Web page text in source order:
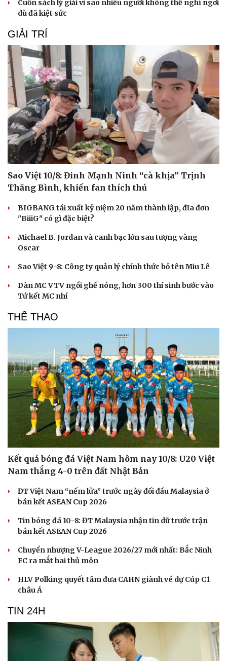
Cuốn sách lý giải vì sao nhiều người không thể nghỉ ngơi
dù đã kiệt sức
GIẢI TRÍ
Sao Việt 10/8: Đinh Mạnh Ninh “cà khịa” Trịnh
Thăng Bình, khiến fan thích thú
BIGBANG tái xuất kỷ niệm 20 năm thành lập, đĩa đơn
"BiiiG" có gì đặc biệt?
Michael B. Jordan và canh bạc lớn sau tượng vàng
Oscar
Sao Việt 9-8: Công ty quản lý chính thức bỏ tên Miu Lê
Dàn MC VTV ngồi ghế nóng, hơn 300 thí sinh bước vào
Tứ kết MC nhí
THỂ THAO
Kết quả bóng đá Việt Nam hôm nay 10/8: U20 Việt
Nam thắng 4-0 trên đất Nhật Bản
ĐT Việt Nam “nếm lửa” trước ngày đối đầu Malaysia ở
bán kết ASEAN Cup 2026
Tin bóng đá 10-8: ĐT Malaysia nhận tin dữ trước trận
bán kết ASEAN Cup 2026
Chuyển nhượng V-League 2026/27 mới nhất: Bắc Ninh
FC ra mắt hai thủ môn
HLV Polking quyết tâm đưa CAHN giành vé dự Cúp C1
châu Á
TIN 24H